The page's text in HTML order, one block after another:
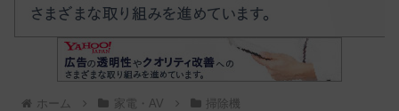
ホーム 家電・AV 掃除機